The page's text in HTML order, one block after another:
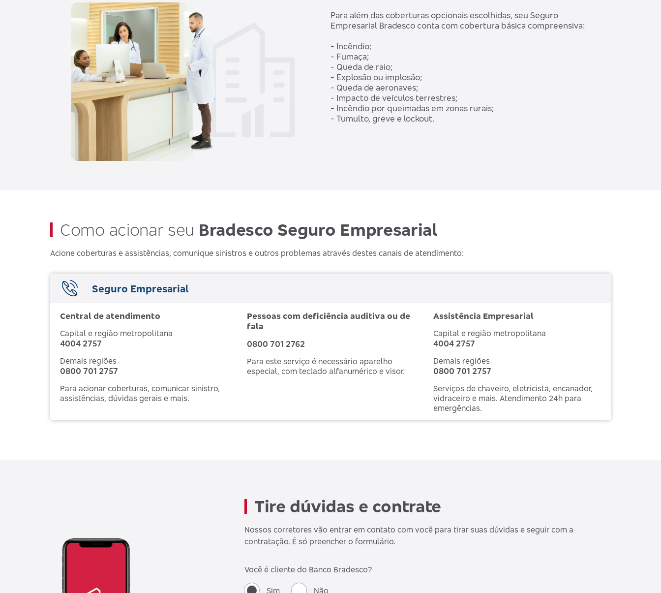
Para além das coberturas opcionais escolhidas, seu Seguro
Empresarial Bradesco conta com cobertura básica compreensiva:
- Incêndio;
- Fumaça;
- Queda de raio;
- Explosão ou implosão;
- Queda de aeronaves;
- Impacto de veículos terrestres;
- Incêndio por queimadas em zonas rurais;
- Tumulto, greve e lockout.
Como acionar seu Bradesco Seguro Empresarial
Acione coberturas e assistências, comunique sinistros e outros problemas através destes canais de atendimento:
Seguro Empresarial
Central de atendimento
Capital e região metropolitana
4004 2757
Demais regiões
0800 701 2757
Para acionar coberturas, comunicar sinistro,
assistências, dúvidas gerais e mais.
Pessoas com deficiência auditiva ou de
fala
0800 701 2762
Para este serviço é necessário aparelho
especial, com teclado alfanumérico e visor.
Assistência Empresarial
Capital e região metropolitana
4004 2757
Demais regiões
0800 701 2757
Serviços de chaveiro, eletricista, encanador,
vidraceiro e mais. Atendimento 24h para
emergências.
Tire dúvidas e contrate
Nossos corretores vão entrar em contato com você para tirar suas dúvidas e seguir com a
contratação. É só preencher o formulário.
Você é cliente do Banco Bradesco?
Sim Não